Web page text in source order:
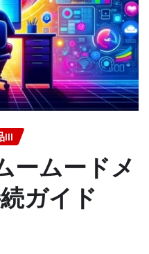
III
ームードメ
ガイド